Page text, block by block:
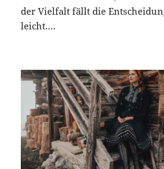
der Vielfalt fällt die
leicht.…